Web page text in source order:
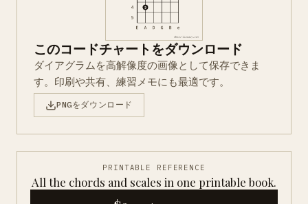
このコードチャートをダウンロード
ダイアグラムを高解像度の画像として保存できま
す。印刷や共有、練習メモにも最適です。
PNGをダウンロード
PRINTABLE REFERENCE
All the chords and scales in one printable book.